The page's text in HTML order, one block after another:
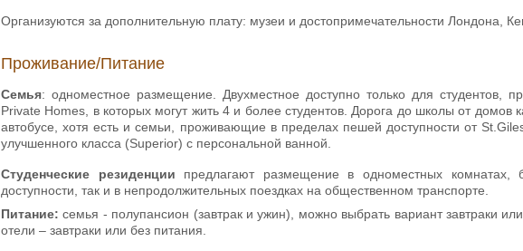
Организуются за дополнительную плату: музеи и достопримечательности Лондона,
Проживание/Питание
Семья: одноместное размещение. Двухместное доступно только для студентов,
Private Homes, в которых могут жить 4 и более студентов. Дорога до школы от домов
автобусе, хотя есть и семьи, проживающие в пределах пешей доступности от
улучшенного класса (Superior) с персональной ванной.
Студенческие резиденции предлагают размещение в одноместных комнатах,
доступности, так и в непродолжительных поездках на общественном транспорте.
Питание: семья - полупансион (завтрак и ужин), можно выбрать вариант завтраки
отели – завтраки или без питания.